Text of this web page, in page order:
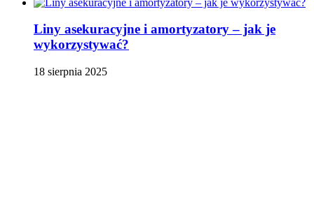
Liny asekuracyjne i amortyzatory – jak je
wykorzystywać?
18 sierpnia 2025